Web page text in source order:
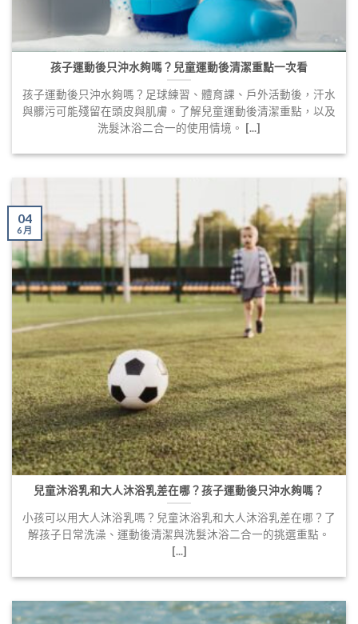
孩子運動後只沖水夠嗎？兒童運動後清潔重點一次看
孩子運動後只沖水夠嗎？足球練習、體育課、戶外活動後，汗水
與髒污可能殘留在頭皮與肌膚。了解兒童運動後清潔重點，以及
洗髮沐浴二合一的使用情境。 [...]
兒童沐浴乳和大人沐浴乳差在哪？孩子運動後只沖水夠嗎？
小孩可以用大人沐浴乳嗎？兒童沐浴乳和大人沐浴乳差在哪？了
解孩子日常洗澡、運動後清潔與洗髮沐浴二合一的挑選重點。
[...]
04
6 月